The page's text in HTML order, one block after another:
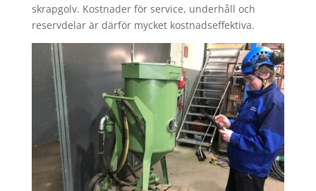
skrapgolv. Kostnader för service, underhåll och
reservdelar är därför mycket kostnadseffektiva.